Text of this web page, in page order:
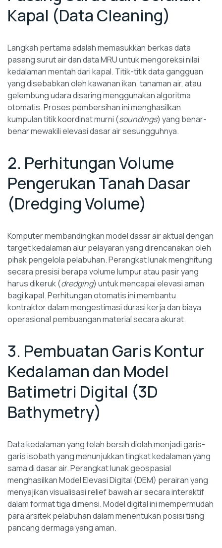
Kapal (Data Cleaning)
Langkah pertama adalah memasukkan berkas data
pasang surut air dan data MRU untuk mengoreksi nilai
kedalaman mentah dari kapal. Titik-titik data gangguan
yang disebabkan oleh kawanan ikan, tanaman air, atau
gelembung udara disaring menggunakan algoritma
otomatis. Proses pembersihan ini menghasilkan
kumpulan titik koordinat murni (soundings) yang benar-
benar mewakili elevasi dasar air sesungguhnya.
2. Perhitungan Volume
Pengerukan Tanah Dasar
(Dredging Volume)
Komputer membandingkan model dasar air aktual dengan
target kedalaman alur pelayaran yang direncanakan oleh
pihak pengelola pelabuhan. Perangkat lunak menghitung
secara presisi berapa volume lumpur atau pasir yang
harus dikeruk (dredging) untuk mencapai elevasi aman
bagi kapal. Perhitungan otomatis ini membantu
kontraktor dalam mengestimasi durasi kerja dan biaya
operasional pembuangan material secara akurat.
3. Pembuatan Garis Kontur
Kedalaman dan Model
Batimetri Digital (3D
Bathymetry)
Data kedalaman yang telah bersih diolah menjadi garis-
garis isobath yang menunjukkan tingkat kedalaman yang
sama di dasar air. Perangkat lunak geospasial
menghasilkan Model Elevasi Digital (DEM) perairan yang
menyajikan visualisasi relief bawah air secara interaktif
dalam format tiga dimensi. Model digital ini mempermudah
para arsitek pelabuhan dalam menentukan posisi tiang
pancang dermaga yang aman.